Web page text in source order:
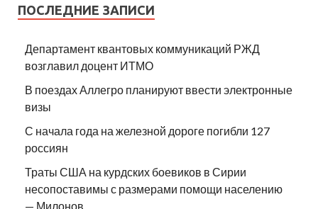
ПОСЛЕДНИЕ ЗАПИСИ
Департамент квантовых коммуникаций РЖД
возглавил доцент ИТМО
В поездах Аллегро планируют ввести электронные
визы
С начала года на железной дороге погибли 127
россиян
Траты США на курдских боевиков в Сирии
несопоставимы с размерами помощи населению
— Милонов